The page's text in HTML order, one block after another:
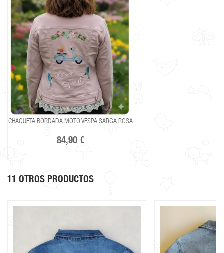
CHAQUETA BORDADA MOTO VESPA SARGA ROSA
84,90 €
11 OTROS PRODUCTOS